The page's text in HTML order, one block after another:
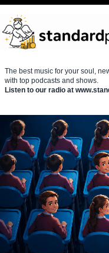
The best music for your soul,
with top podcasts and shows.
Listen to our radio at